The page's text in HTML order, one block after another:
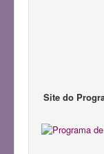
Produções
Participação
Pedagogias da
Site do